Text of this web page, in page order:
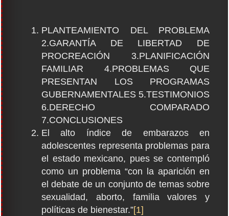
PLANTEAMIENTO DEL PROBLEMA
2.GARANTÍA DE LIBERTAD DE
PROCREACIÓN 3.PLANIFICACIÓN
FAMILIAR 4.PROBLEMAS QUE
PRESENTAN LOS PROGRAMAS
GUBERNAMENTALES 5.TESTIMONIOS
6.DERECHO COMPARADO
7.CONCLUSIONES
El alto índice de embarazos en
adolescentes representa problemas para
el estado mexicano, pues se contempló
como un problema “con la aparición en
el debate de un conjunto de temas sobre
sexualidad, aborto, familia valores y
políticas de bienestar.”[1]